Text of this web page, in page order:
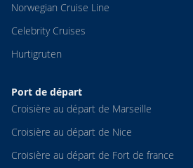
Norwegian Cruise Line
Celebrity Cruises
Hurtigruten
Port de départ
Croisière au départ de Marseille
Croisière au départ de Nice
Croisière au départ de Fort de france